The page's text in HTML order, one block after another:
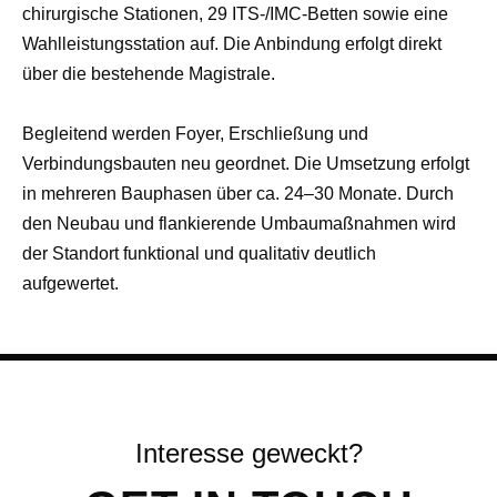
chirurgische Stationen, 29 ITS-/IMC-Betten sowie eine
Wahlleistungsstation auf. Die Anbindung erfolgt direkt
über die bestehende Magistrale.
Begleitend werden Foyer, Erschließung und
Verbindungsbauten neu geordnet. Die Umsetzung erfolgt
in mehreren Bauphasen über ca. 24–30 Monate. Durch
den Neubau und flankierende Umbaumaßnahmen wird
der Standort funktional und qualitativ deutlich
aufgewertet.